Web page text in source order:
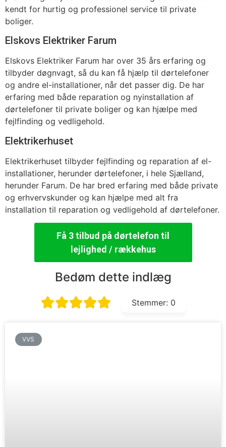
kendt for hurtig og professionel service til private
boliger.
Elskovs Elektriker Farum
Elskovs Elektriker Farum har over 35 års erfaring og
tilbyder døgnvagt, så du kan få hjælp til dørtelefoner
og andre el-installationer, når det passer dig. De har
erfaring med både reparation og nyinstallation af
dørtelefoner til private boliger og kan hjælpe med
fejlfinding og vedligehold.
Elektrikerhuset
Elektrikerhuset tilbyder fejlfinding og reparation af el-
installationer, herunder dørtelefoner, i hele Sjælland,
herunder Farum. De har bred erfaring med både private
og erhvervskunder og kan hjælpe med alt fra
installation til reparation og vedligehold af dørtelefoner.
Få 3 tilbud på dørtelefon til
lejlighed / rækkehus
Bedøm dette indlæg
Stemmer: 0
VVS